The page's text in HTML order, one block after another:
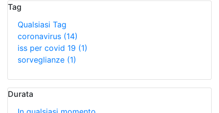
Tag
Qualsiasi Tag
coronavirus (14)
iss per covid 19 (1)
sorveglianze (1)
Durata